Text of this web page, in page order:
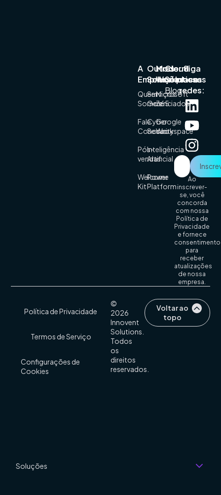
A
Empresa
Quem
Somos
Fale
Conosco
Pós-
vendas
Welcome
Kit
Outras
Soluções
Serviços
Gerenciados
Cyber
Security
Inteligência
Artificial
Power
Platform
Modern
Workplace
Microsoft
365
Google
Workspace
Cloud
Solutions
Blog
Siga
nossas
redes:
Ao
inscrever-
se, você
concorda
com nossa
Política de
Privacidade
e fornece
consentimento
para
receber
atualizações
de nossa
empresa.
©
2026
Innovent
Solutions.
Todos
os
direitos
reservados.
Política de Privacidade
Termos de Serviço
Configurações de
Cookies
Voltar ao
topo
Soluções